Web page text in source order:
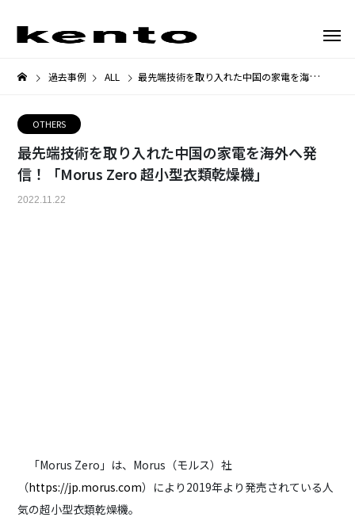
過去事例 ALL 最先端技術を取り入れた中国の家電を海外へ発信！「Morus Zero 超小型衣類乾燥機」
OTHERS
最先端技術を取り入れた中国の家電を海外へ発
信！「Morus Zero 超小型衣類乾燥機」
2022.11.22
「Morus Zero」は、Morus（モルス）社
（https://jp.morus.com）により2019年より発売されている人
気の超小型衣類乾燥機。